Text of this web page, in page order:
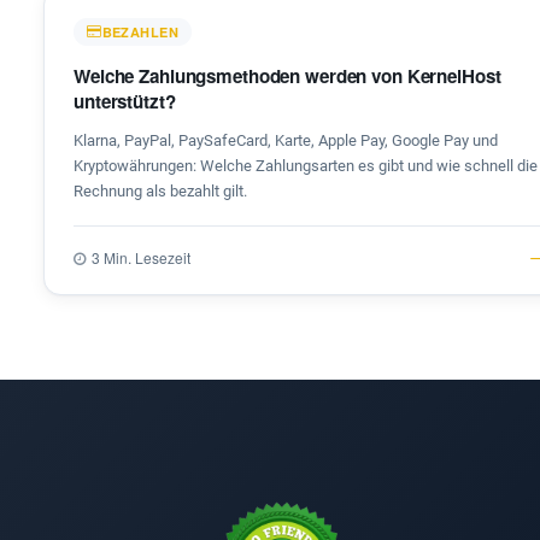
BEZAHLEN
Welche Zahlungsmethoden werden von KernelHost
unterstützt?
Klarna, PayPal, PaySafeCard, Karte, Apple Pay, Google Pay und
Kryptowährungen: Welche Zahlungsarten es gibt und wie schnell die
Rechnung als bezahlt gilt.
3 Min. Lesezeit